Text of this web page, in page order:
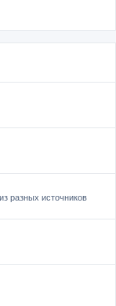
разных источников